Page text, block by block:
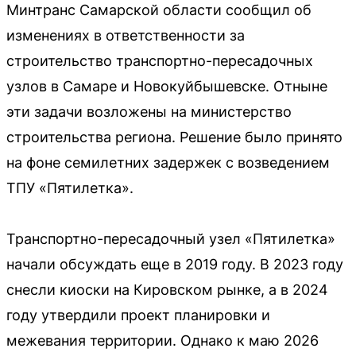
Минтранс Самарской области сообщил об
изменениях в ответственности за
строительство транспортно-пересадочных
узлов в Самаре и Новокуйбышевске. Отныне
эти задачи возложены на министерство
строительства региона. Решение было принято
на фоне семилетних задержек с возведением
ТПУ «Пятилетка».
Транспортно-пересадочный узел «Пятилетка»
начали обсуждать еще в 2019 году. В 2023 году
снесли киоски на Кировском рынке, а в 2024
году утвердили проект планировки и
межевания территории. Однако к маю 2026